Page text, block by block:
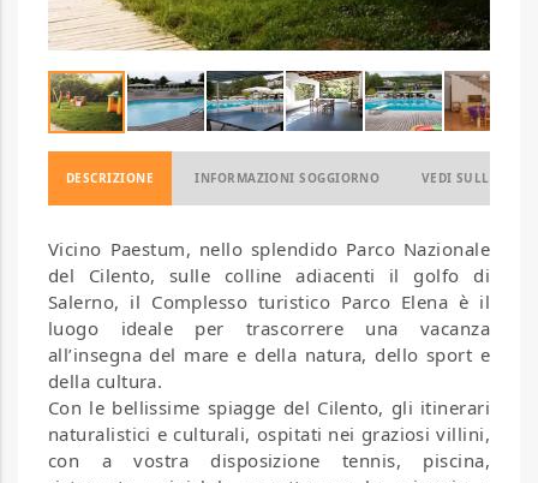
DESCRIZIONE INFORMAZIONI SOGGIORNO VEDI SULLA
Vicino Paestum, nello splendido Parco Nazionale
del Cilento, sulle colline adiacenti il golfo di
Salerno, il Complesso turistico Parco Elena è il
luogo ideale per trascorrere una vacanza
all’insegna del mare e della natura, dello sport e
della cultura.
Con le bellissime spiagge del Cilento, gli itinerari
naturalistici e culturali, ospitati nei graziosi villini,
con a vostra disposizione tennis, piscina,